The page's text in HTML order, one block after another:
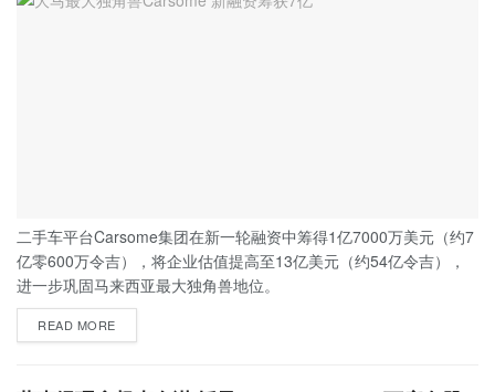
二手车平台Carsome集团在新一轮融资中筹得1亿7000万美元（约7
亿零600万令吉），将企业估值提高至13亿美元（约54亿令吉），
进一步巩固马来西亚最大独角兽地位。
READ MORE